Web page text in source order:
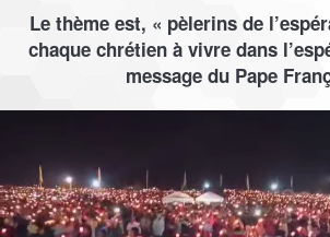
Le thème est, « pèlerins de
chaque chrétien à vivre dans
message du Pape